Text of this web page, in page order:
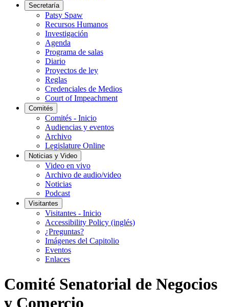
Secretaría
Patsy Spaw
Recursos Humanos
Investigación
Agenda
Programa de salas
Diario
Proyectos de ley
Reglas
Credenciales de Medios
Court of Impeachment
Comités
Comités - Inicio
Audiencias y eventos
Archivo
Legislature Online
Noticias y Video
Video en vivo
Archivo de audio/video
Noticias
Podcast
Visitantes
Visitantes - Inicio
Accessibility Policy (inglés)
¿Preguntas?
Imágenes del Capitolio
Eventos
Enlaces
Comité Senatorial de Negocios
y Comercio